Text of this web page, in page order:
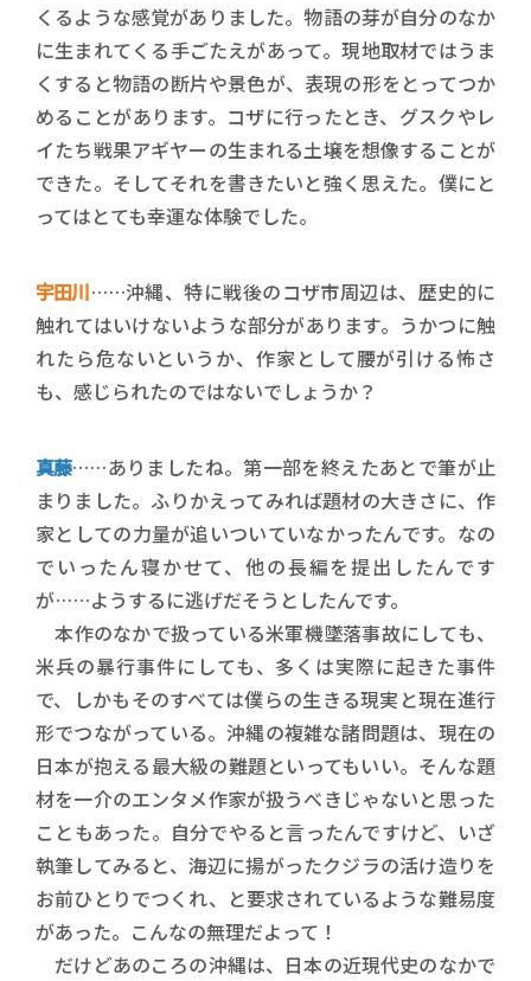
くるような感覚がありました。物語の芽が自分のなか
に生まれてくる手ごたえがあって。現地取材ではうま
くすると物語の断片や景色が、表現の形をとってつか
めることがあります。コザに行ったとき、グスクやレ
イたち戦果アギヤーの生まれる土壌を想像することが
できた。そしてそれを書きたいと強く思えた。僕にと
ってはとても幸運な体験でした。
宇田川……沖縄、特に戦後のコザ市周辺は、歴史的に
触れてはいけないような部分があります。うかつに触
れたら危ないというか、作家として腰が引ける怖さ
も、感じられたのではないでしょうか？
真藤……ありましたね。第一部を終えたあとで筆が止
まりました。ふりかえってみれば題材の大きさに、作
家としての力量が追いついていなかったんです。なの
でいったん寝かせて、他の長編を提出したんです
が……ようするに逃げだそうとしたんです。
本作のなかで扱っている米軍機墜落事故にしても、
米兵の暴行事件にしても、多くは実際に起きた事件
で、しかもそのすべては僕らの生きる現実と現在進行
形でつながっている。沖縄の複雑な諸問題は、現在の
日本が抱える最大級の難題といってもいい。そんな題
材を一介のエンタメ作家が扱うべきじゃないと思った
こともあった。自分でやると言ったんですけど、いざ
執筆してみると、海辺に揚がったクジラの活け造りを
お前ひとりでつくれ、と要求されているような難易度
があった。こんなの無理だよって！
だけどあのころの沖縄は、日本の近現代史のなかで